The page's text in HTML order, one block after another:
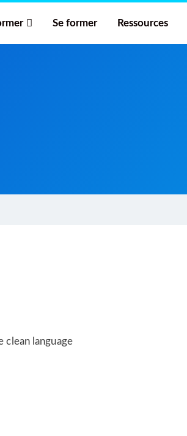
Se former Ressources
clean language